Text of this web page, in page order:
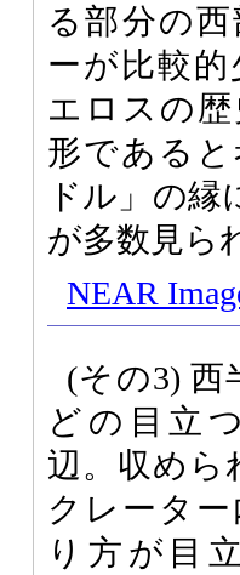
る部分の
ーが比較的
エロスの
形である
ドル」の縁
が多数見ら
NEAR
(その3) 西
どの目立
辺。収めら
クレータ
り方が目